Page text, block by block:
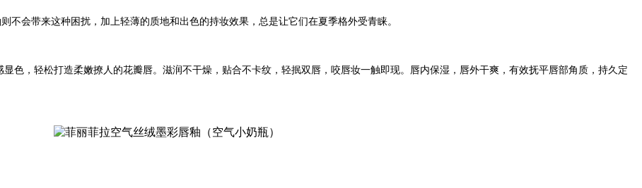
不会带来这种困扰，加上轻薄的质地和出色的持妆效果，总是让它们在夏季格外受青睐。
色，轻松打造柔嫩撩人的花瓣唇。滋润不干燥，贴合不卡纹，轻抿双唇，咬唇妆一触即现。唇内保湿，唇外干爽，有效抚平唇部角质，持久定